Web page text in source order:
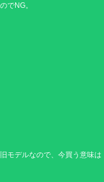
でNG。
モデルなので、今買う意味は